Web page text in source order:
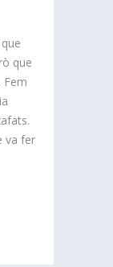
que
Fem
va fer